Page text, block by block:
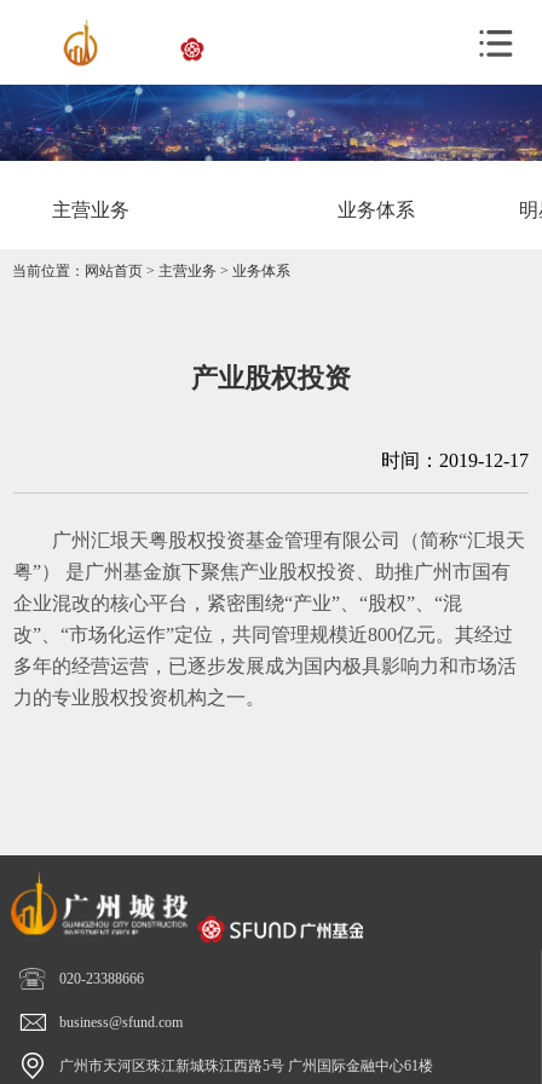
主营业务 业务体系
当前位置： 网站首页 > 主营业务 > 业务体系
产业股权投资
时间：2019-12-17
广州汇垠天粤股权投资基金管理有限公司（简称“汇垠天
粤”） 是广州基金旗下聚焦产业股权投资、助推广州市国有
企业混改的核心平台，紧密围绕“产业”、“股权”、“混
改”、“市场化运作”定位，共同管理规模近800亿元。其经过
多年的经营运营，已逐步发展成为国内极具影响力和市场活
力的专业股权投资机构之一。
 020-23388666
 business@sfund.com
 广州市天河区珠江新城珠江西路5号 广州国际金融中心61楼